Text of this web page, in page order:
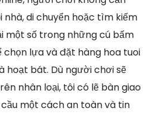
di chuyển hoặc tìm kiếm
một số trong những cú bấm
lựa và đặt hàng hoa tuoi
hoạt bát. Dù người chơi sẽ
nhân loại, tôi có lẽ bàn giao
một cách an toàn và tin